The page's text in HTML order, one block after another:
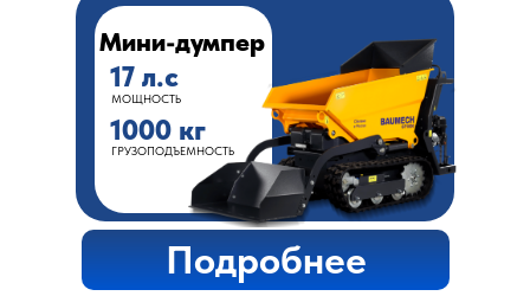
Подробнее
МОЩНОСТЬ
Мини-думпер
17 л.с
1000 кг
ГРУЗОПОДЪЕМНОСТЬ